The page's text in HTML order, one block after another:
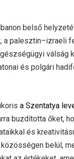
belső
a palesztin–izraeli
válság
és polgári
a Szentatya
buzdította őket,
és
belül,